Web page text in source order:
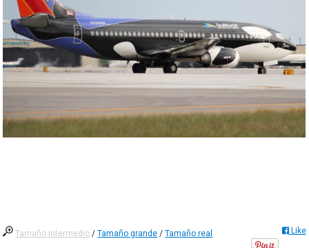
Tamaño intermedio /Tamaño grande /Tamaño real Like